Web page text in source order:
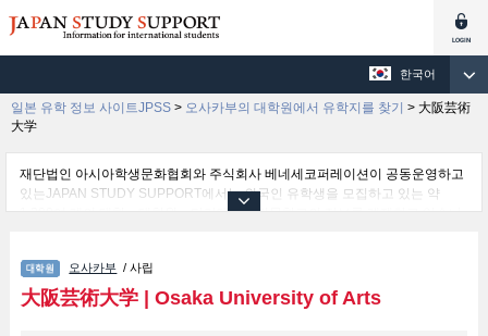
한국어
일본 유학 정보 사이트JPSS > 오사카부의 대학원에서 유학지를 찾기 > 大阪芸術
大学
재단법인 아시아학생문화협회와 주식회사 베네세코퍼레이션이 공동운영하고
있는JAPAN STUDY SUPPORT에서는 외국인 유학생을 모집하고 있는 약
1,300여 개의 대학・대학원・단기대학・전문학교의 정보를 게재하고 있습니
별 정보, 모집정원과 합격자수 등의 입시정보, 시설안내, 교통정보 등 외국인 유
학생에게 유익하고 필요한 정보를 게재하고 있으므로 많이 이용해 주시기 바랍
니다.
오사카부 / 사립
大阪芸術大学| Osaka University of Arts